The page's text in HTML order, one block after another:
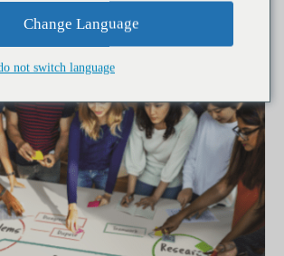
Change Language
not switch language